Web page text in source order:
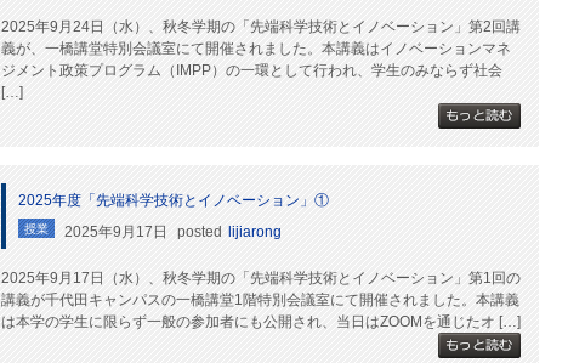
2025年9月24日（水）、秋冬学期の「先端科学技術とイノベーション」第2回講
義が、一橋講堂特別会議室にて開催されました。本講義はイノベーションマネ
ジメント政策プログラム（IMPP）の一環として行われ、学生のみならず社会
[…]
2025年度「先端科学技術とイノベーション」①
授業 2025年9月17日 posted lijiarong
2025年9月17日（水）、秋冬学期の「先端科学技術とイノベーション」第1回の
講義が千代田キャンパスの一橋講堂1階特別会議室にて開催されました。本講義
は本学の学生に限らず一般の参加者にも公開され、当日はZOOMを通じたオ […]